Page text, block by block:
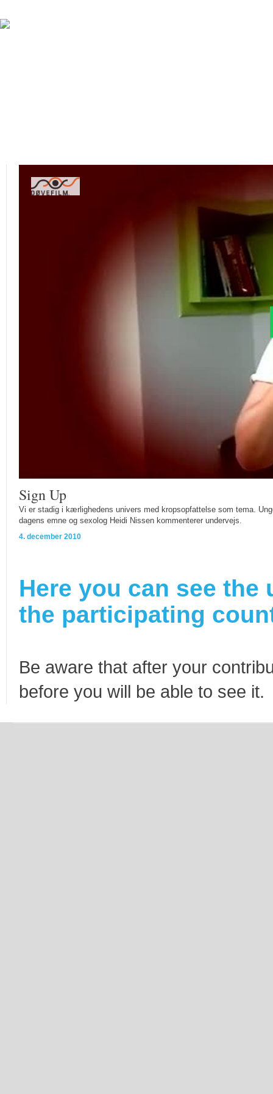
Sign Up
Vi er stadig i kærlighedens univers med kropsopfattelse som tema.
dagens emne og sexolog Heidi Nissen kommenterer undervejs.
4. december 2010
Here you can see
the participating
Be aware that after your
before you will be able to see it.